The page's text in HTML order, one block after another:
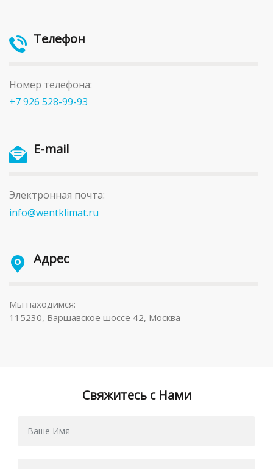
Телефон
Номер телефона:
+7 926 528-99-93
E-mail
Электронная почта:
info@wentklimat.ru
Адрес
Мы находимся:
115230, Варшавское шоссе 42, Москва
Свяжитесь с Нами